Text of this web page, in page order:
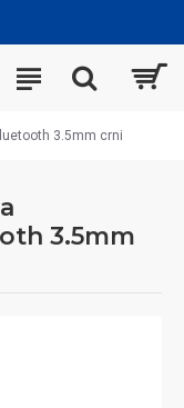
3.5mm crni
3.5mm